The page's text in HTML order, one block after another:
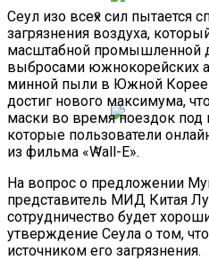
Громкое
Сатурна
На Пресс-
Про Воду В
Сеул изо всех сил пытается
загрязнения воздуха,
масштабной промышленной
выбросами южнокорейских
минной пыли в Южной
достиг нового максимума,
маски во время поездок
которые пользователи
из фильма «Wall-E».
На вопрос о предложении
представитель МИД Китая Лу
сотрудничество будет
утверждение Сеула о том,
источником его загрязнения.